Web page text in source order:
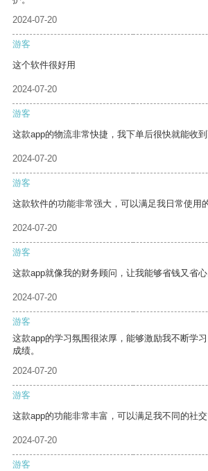
2024-07-20
游客
这个软件很好用
2024-07-20
游客
这款app的物流非常快捷，我下单后很快就能收到
2024-07-20
游客
这款软件的功能非常强大，可以满足我日常使用
2024-07-20
游客
这款app就像我的财务顾问，让我能够省钱又省心
2024-07-20
游客
这款app的学习氛围很浓厚，能够激励我不断学
成绩。
2024-07-20
游客
这款app的功能非常丰富，可以满足我不同的社交
2024-07-20
游客